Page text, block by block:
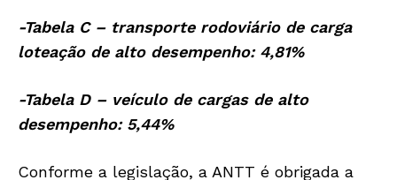
-Tabela C – transporte rodoviário de carga
loteação de alto desempenho: 4,81%
-Tabela D – veículo de cargas de alto
desempenho: 5,44%
Conforme a legislação, a ANTT é obrigada a